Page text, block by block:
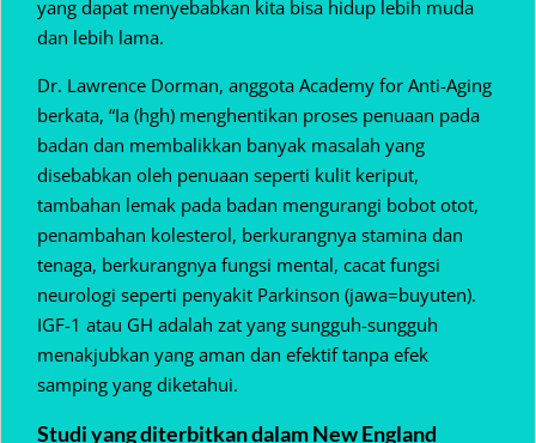
yang dapat menyebabkan kita bisa hidup lebih muda
dan lebih lama.
Dr. Lawrence Dorman, anggota Academy for Anti-Aging
berkata, “Ia (hgh) menghentikan proses penuaan pada
badan dan membalikkan banyak masalah yang
disebabkan oleh penuaan seperti kulit keriput,
tambahan lemak pada badan mengurangi bobot otot,
penambahan kolesterol, berkurangnya stamina dan
tenaga, berkurangnya fungsi mental, cacat fungsi
neurologi seperti penyakit Parkinson (jawa=buyuten).
IGF-1 atau GH adalah zat yang sungguh-sungguh
menakjubkan yang aman dan efektif tanpa efek
samping yang diketahui.
Studi yang diterbitkan dalam New England